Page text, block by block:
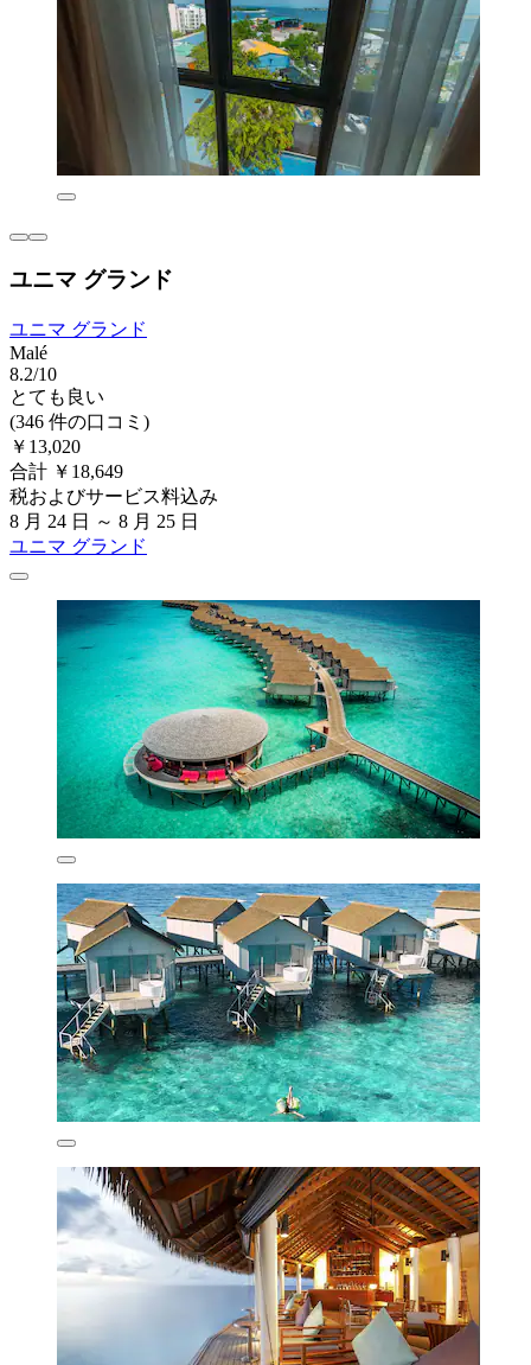
ユニマ グランド
ユニマ グランド
Malé
8.2/10
とても良い
(346 件の口コミ)
￥13,020
合計 ￥18,649
税およびサービス料込み
8 月 24 日 ～ 8 月 25 日
ユニマ グランド